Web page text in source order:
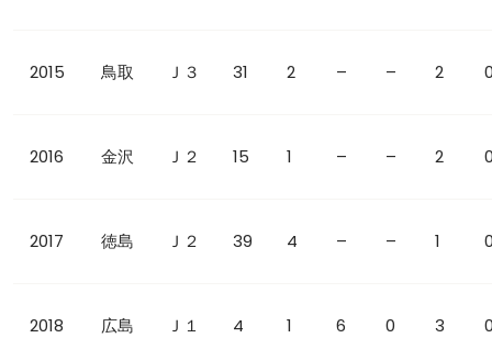
2015 鳥取 Ｊ３ 31 2 – – 2
2016 金沢 Ｊ２ 15 1 – – 2
2017 徳島 Ｊ２ 39 4 – – 1
2018 広島 Ｊ１ 4 1 6 0 3